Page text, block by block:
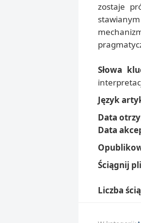
zostaje
Słowa
Język
Data
Data
Ściągnij
Liczba